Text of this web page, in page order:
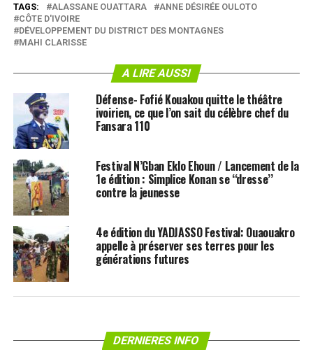
TAGS: ALASSANE OUATTARA
ANNE DÉSIRÉE OULOTO
CÔTE D'IVOIRE
DÉVELOPPEMENT DU DISTRICT DES MONTAGNES
MAHI CLARISSE
A LIRE AUSSI
Défense- Fofié Kouakou quitte le théâtre
ivoirien, ce que l’on sait du célèbre chef du
Fansara 110
Festival N’Gban Eklo Ehoun / Lancement de la
1e édition : Simplice Konan se ‘‘dresse’’
contre la jeunesse
4e édition du YADJASSO Festival: Ouaouakro
appelle à préserver ses terres pour les
générations futures
DERNIERES INFO